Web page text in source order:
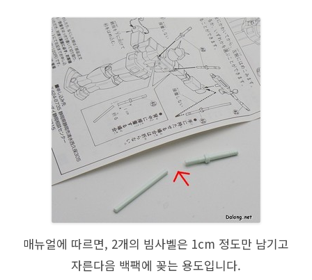
매뉴얼에 따르면, 2개의 빔사벨은 1cm 정도만 남기고
자른다음 백팩에 꽂는 용도입니다.